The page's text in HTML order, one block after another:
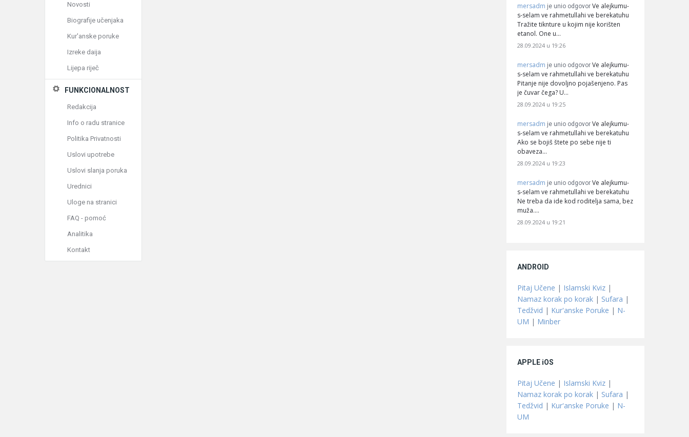
mersadm je unio odgovor Ve alejkumu-
s-selam ve rahmetullahi ve berekatuhu
Tražite tiknture u kojim nije korišten
etanol. One u…
28.09.2024 u 19:26
mersadm je unio odgovor Ve alejkumu-
s-selam ve rahmetullahi ve berekatuhu
Pitanje nije dovoljno pojašenjeno. Pas
je čuvar čega? U…
28.09.2024 u 19:25
mersadm je unio odgovor Ve alejkumu-
s-selam ve rahmetullahi ve berekatuhu
Ako se bojiš štete po sebe nije ti
obaveza…
28.09.2024 u 19:23
mersadm je unio odgovor Ve alejkumu-
s-selam ve rahmetullahi ve berekatuhu
Ne treba da ide kod roditelja sama, bez
muža.…
28.09.2024 u 19:21
ANDROID
Pitaj Učene | Islamski Kviz |
Namaz korak po korak | Sufara |
Tedžvid | Kur'anske Poruke | N-
UM | Minber
APPLE iOS
Pitaj Učene | Islamski Kviz |
Namaz korak po korak | Sufara |
Tedžvid | Kur'anske Poruke | N-
UM
Novosti
Biografije učenjaka
Kur'anske poruke
Izreke daija
Lijepa riječ
FUNKCIONALNOST
Redakcija
Info o radu stranice
Politika Privatnosti
Uslovi upotrebe
Uslovi slanja poruka
Urednici
Uloge na stranici
FAQ - pomoć
Analitika
Kontakt